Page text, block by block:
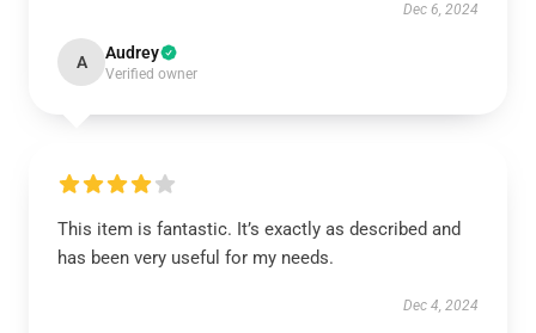
Dec 6, 2024
A Audrey
Verified owner
This item is fantastic. It’s exactly as described and
has been very useful for my needs.
Dec 4, 2024